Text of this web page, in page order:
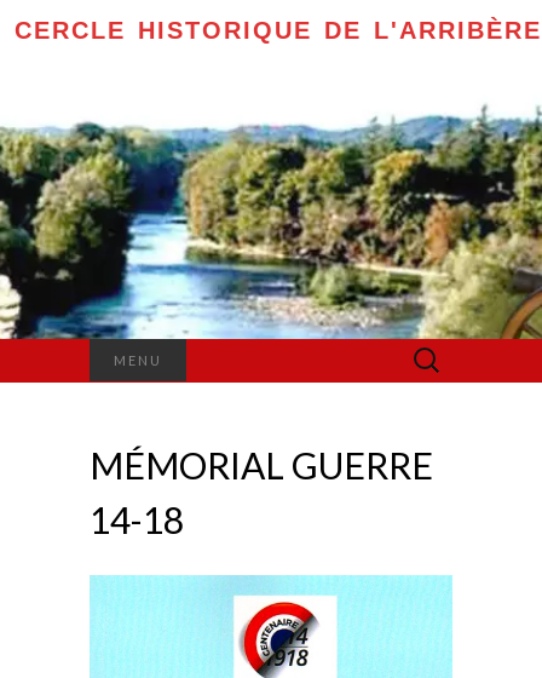
CERCLE HISTORIQUE DE L'ARRIBÈRE
MENU Rechercher :
MÉMORIAL GUERRE
14-18